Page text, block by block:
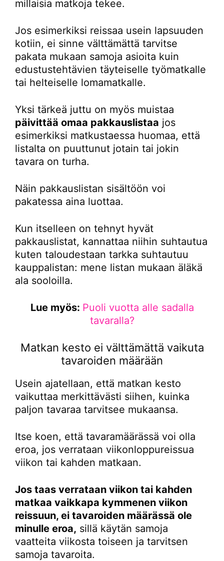
millaisia matkoja tekee.
Jos esimerkiksi reissaa usein lapsuuden
kotiin, ei sinne välttämättä tarvitse
pakata mukaan samoja asioita kuin
edustustehtävien täyteiselle työmatkalle
tai helteiselle lomamatkalle.
Yksi tärkeä juttu on myös muistaa
päivittää omaa pakkauslistaa jos
esimerkiksi matkustaessa huomaa, että
listalta on puuttunut jotain tai jokin
tavara on turha.
Näin pakkauslistan sisältöön voi
pakatessa aina luottaa.
Kun itselleen on tehnyt hyvät
pakkauslistat, kannattaa niihin suhtautua
kuten taloudestaan tarkka suhtautuu
kauppalistan: mene listan mukaan äläkä
ala sooloilla.
Lue myös: Puoli vuotta alle sadalla
tavaralla?
Matkan kesto ei välttämättä vaikuta
tavaroiden määrään
Usein ajatellaan, että matkan kesto
vaikuttaa merkittävästi siihen, kuinka
paljon tavaraa tarvitsee mukaansa.
Itse koen, että tavaramäärässä voi olla
eroa, jos verrataan viikonloppureissua
viikon tai kahden matkaan.
Jos taas verrataan viikon tai kahden
matkaa vaikkapa kymmenen viikon
reissuun, ei tavaroiden määrässä ole
minulle eroa, sillä käytän samoja
vaatteita viikosta toiseen ja tarvitsen
samoja tavaroita.